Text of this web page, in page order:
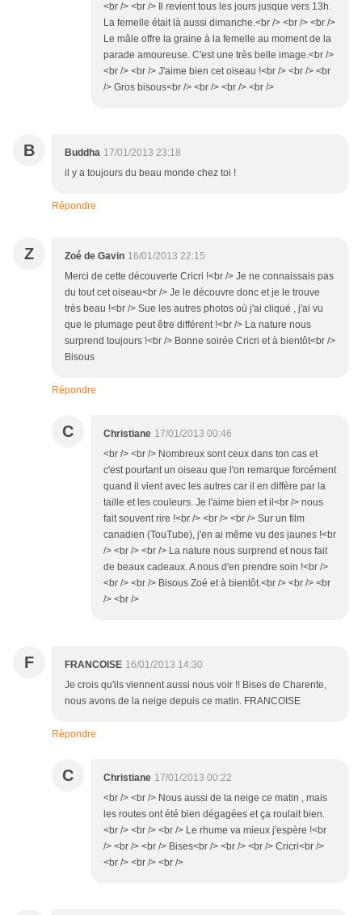
<br /> <br /> Il revient tous les jours jusque vers 13h.
La femelle était là aussi dimanche.<br /> <br /> <br />
Le mâle offre la graine à la femelle au moment de la
parade amoureuse. C'est une très belle image.<br />
<br /> <br /> J'aime bien cet oiseau !<br /> <br /> <br
/> Gros bisous<br /> <br /> <br /> <br />
B Buddha 17/01/2013 23:18
il y a toujours du beau monde chez toi !
Répondre
Z Zoé de Gavin 16/01/2013 22:15
Merci de cette découverte Cricri !<br /> Je ne connaissais pas
du tout cet oiseau<br /> Je le découvre donc et je le trouve
très beau !<br /> Sue les autres photos où j'ai cliqué , j'ai vu
que le plumage peut être différent !<br /> La nature nous
surprend toujours !<br /> Bonne soirée Cricri et à bientôt<br />
Bisous
Répondre
C Christiane 17/01/2013 00:46
<br /> <br /> Nombreux sont ceux dans ton cas et
c'est pourtant un oiseau que l'on remarque forcément
quand il vient avec les autres car il en diffère par la
taille et les couleurs. Je l'aime bien et il<br /> nous
fait souvent rire !<br /> <br /> <br /> Sur un film
canadien (TouTube), j'en ai même vu des jaunes !<br
/> <br /> <br /> La nature nous surprend et nous fait
de beaux cadeaux. A nous d'en prendre soin !<br />
<br /> <br /> Bisous Zoé et à bientôt.<br /> <br /> <br
/> <br />
F FRANCOISE 16/01/2013 14:30
Je crois qu'ils viennent aussi nous voir !! Bises de Charente,
nous avons de la neige depuis ce matin. FRANCOISE
Répondre
C Christiane 17/01/2013 00:22
<br /> <br /> Nous aussi de la neige ce matin , mais
les routes ont été bien dégagées et ça roulait bien.
<br /> <br /> <br /> Le rhume va mieux j'espère !<br
/> <br /> <br /> Bises<br /> <br /> <br /> Cricri<br />
<br /> <br /> <br />